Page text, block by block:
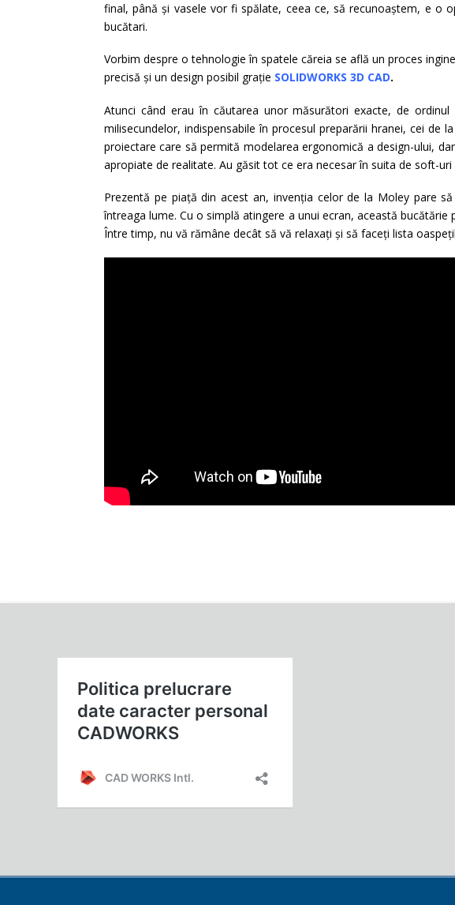
final, până și vasele vor fi spălate, ceea ce, să recunoaștem, e o
bucătari.
Vorbim despre o tehnologie în spatele căreia se află un proces
precisă și un design posibil grație SOLIDWORKS 3D CAD.
Atunci când erau în căutarea unor măsurători exacte, de
milisecundelor, indispensabile în procesul preparării hranei, cei de
proiectare care să permită modelarea ergonomică a design-ului,
apropiate de realitate. Au găsit tot ce era necesar în suita de soft-uri
Prezentă pe piață din acest an, invenția celor de la Moley pare
întreaga lume. Cu o simplă atingere a unui ecran, această bucătărie
Între timp, nu vă rămâne decât să vă relaxați și să faceți lista